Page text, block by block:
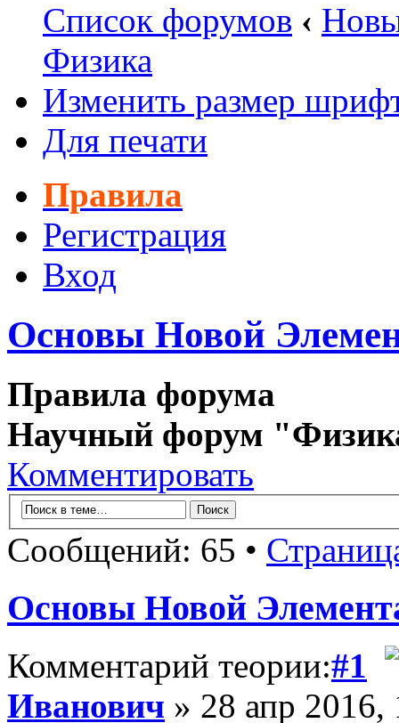
Список форумов ‹
Физика
Изменить размер
Для печати
Правила
Регистрация
Вход
Основы Новой
Правила форума
Научный форум
Комментировать
Сообщений: 65 •
Основы Новой
Комментарий теории:#1
Иванович » 28 апр 2016,